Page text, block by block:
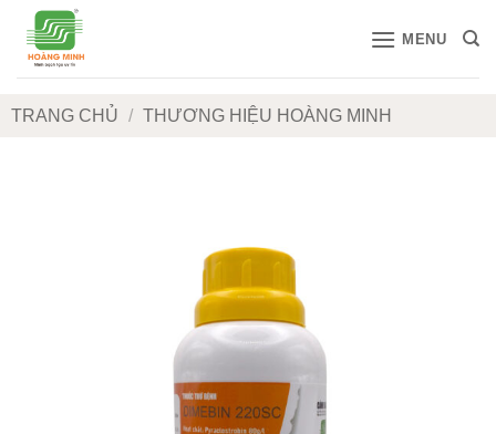
qua
MENU
TRANG CHỦ / THƯƠNG HIỆU HOÀNG MINH